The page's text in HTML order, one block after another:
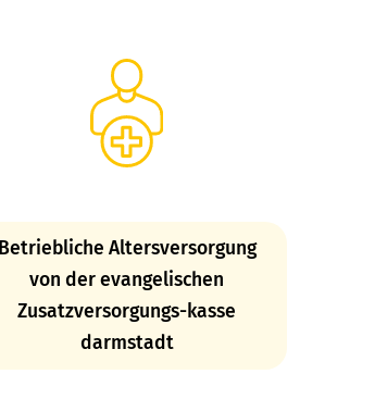
Betriebliche Altersversorgung
von der evangelischen
Zusatzversorgungs-kasse
darmstadt